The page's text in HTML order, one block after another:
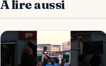
À lire aussi